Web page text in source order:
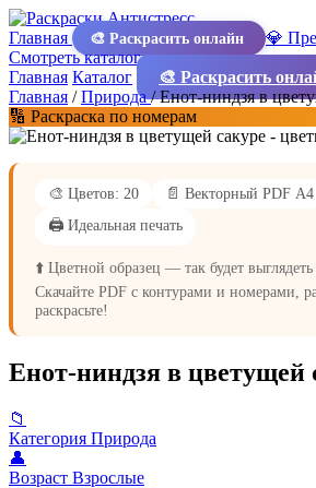
Главная 🎨 Раскрасить онлайн
💎
Смотреть каталог
Главная Каталог 🎨 Раскрасить
Главная /Природа/Енот-ниндзя в
🔢 Раскраска по номерам
🎨 Цветов: 20
📄 Векторный PDF А4
🖨️ Идеальная печать
⬆️ Цветной образец — так будет выглядеть
Скачайте PDF с контурами и номерами,
раскрасьте!
Енот-ниндзя в цветущей
📁
Категория Природа
👤
Возраст Взрослые